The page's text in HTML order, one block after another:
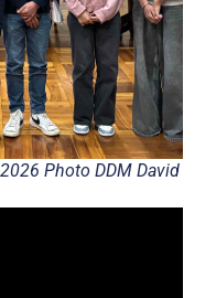
Photo DDM David